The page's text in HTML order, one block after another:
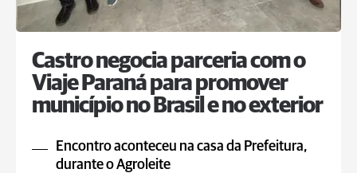
Castro negocia parceria com o
Viaje Paraná para promover
município no Brasil e no exterior
Encontro aconteceu na casa da Prefeitura,
durante o Agroleite